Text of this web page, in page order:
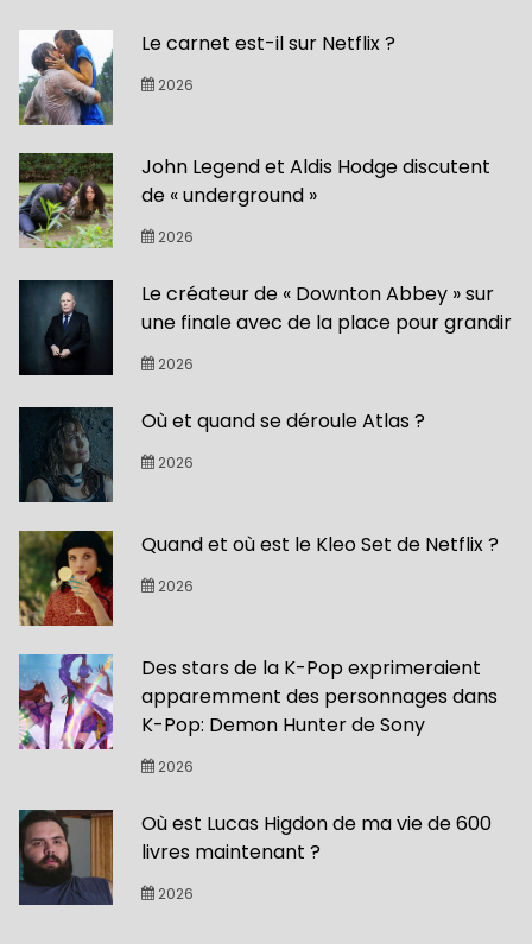
Le carnet est-il sur Netflix ?
2026
John Legend et Aldis Hodge discutent
de « underground »
2026
Le créateur de « Downton Abbey » sur
une finale avec de la place pour grandir
2026
Où et quand se déroule Atlas ?
2026
Quand et où est le Kleo Set de Netflix ?
2026
Des stars de la K-Pop exprimeraient
apparemment des personnages dans
K-Pop: Demon Hunter de Sony
2026
Où est Lucas Higdon de ma vie de 600
livres maintenant ?
2026